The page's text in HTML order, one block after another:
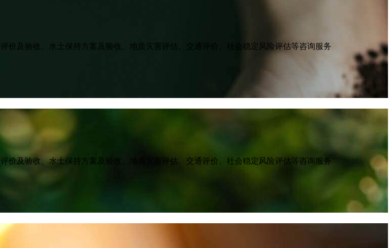
价及验收、水土保持方案及验收、地质灾害评估、交通评价、社会稳定风险评估等咨询服务
价及验收、水土保持方案及验收、地质灾害评估、交通评价、社会稳定风险评估等咨询服务